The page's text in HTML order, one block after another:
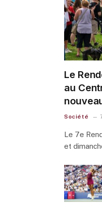
Le
au
Société
Le 7e
et